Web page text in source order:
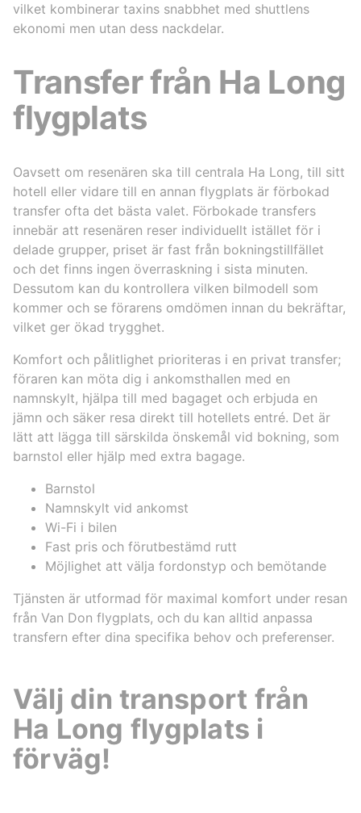
vilket kombinerar taxins snabbhet med shuttlens
ekonomi men utan dess nackdelar.
Transfer från Ha Long
flygplats
Oavsett om resenären ska till centrala Ha Long, till sitt
hotell eller vidare till en annan flygplats är förbokad
transfer ofta det bästa valet. Förbokade transfers
innebär att resenären reser individuellt istället för i
delade grupper, priset är fast från bokningstillfället
och det finns ingen överraskning i sista minuten.
Dessutom kan du kontrollera vilken bilmodell som
kommer och se förarens omdömen innan du bekräftar,
vilket ger ökad trygghet.
Komfort och pålitlighet prioriteras i en privat transfer;
föraren kan möta dig i ankomsthallen med en
namnskylt, hjälpa till med bagaget och erbjuda en
jämn och säker resa direkt till hotellets entré. Det är
lätt att lägga till särskilda önskemål vid bokning, som
barnstol eller hjälp med extra bagage.
Barnstol
Namnskylt vid ankomst
Wi-Fi i bilen
Fast pris och förutbestämd rutt
Möjlighet att välja fordonstyp och bemötande
Tjänsten är utformad för maximal komfort under resan
från Van Don flygplats, och du kan alltid anpassa
transfern efter dina specifika behov och preferenser.
Välj din transport från
Ha Long flygplats i
förväg!